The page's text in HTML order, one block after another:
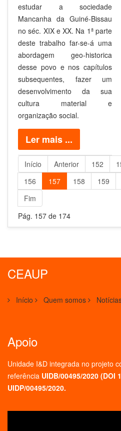
estudar a sociedade
Mancanha da Guiné-Bissau
no séc. XIX e XX. Na 1ª parte
deste trabalho far-se-á uma
abordagem geo-historica
desse povo e nos capítulos
subsequentes, fazer um
desenvolvimento da sua
cultura material e
organização social.
Ler mais ...
Início Anterior 152
156
157 158 159
Fim
Pág. 157 de 174
CEAUP
Início Quem somos
Apoio
Unidade I&D integrada no projeto
referência UIDB/00495/2020 (DOI
UIDP/00495/2020.